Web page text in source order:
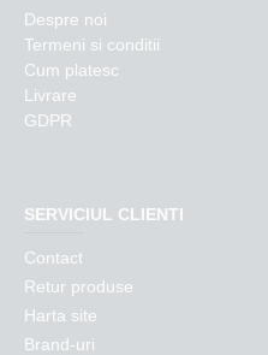
Despre noi
Termeni si conditii
Cum platesc
Livrare
GDPR
SERVICIUL CLIENTI
Contact
Retur produse
Harta site
Brand-uri